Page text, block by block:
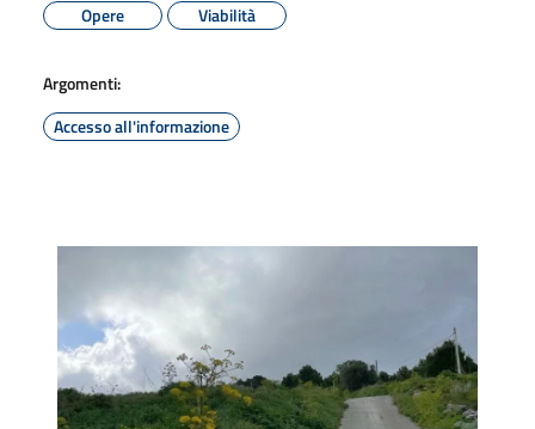
Opere
Viabilità
Argomenti:
Accesso all'informazione